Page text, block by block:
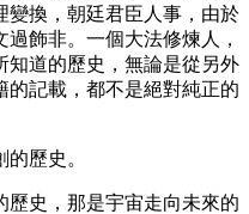
變換，朝廷君臣人事，由於
飾非。一個大法修煉人，
知道的歷史，無論是從另外
的記載，都不是絕對純正的
歷史。
歷史，那是宇宙走向未來的